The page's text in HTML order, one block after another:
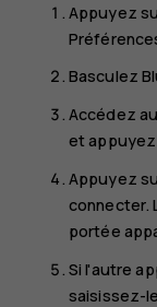
Appuyez
Basculez
Accédez
et
Appuyez
connecter.
portée
Si l'autre
saisissez-